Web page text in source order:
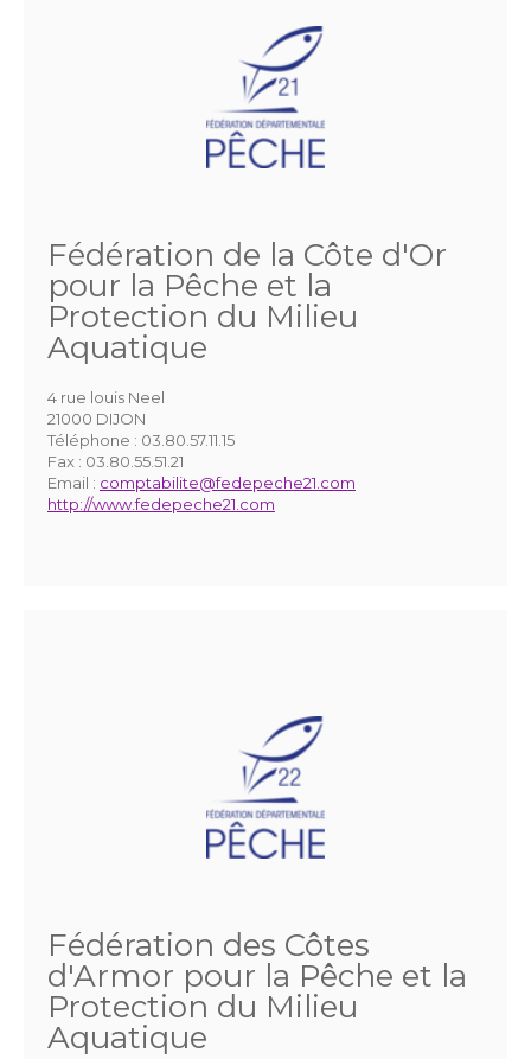
Fédération de la Côte d'Or
pour la Pêche et la
Protection du Milieu
Aquatique
4 rue louis Neel
21000 DIJON
Téléphone : 03.80.57.11.15
Fax : 03.80.55.51.21
Email : comptabilite@fedepeche21.com
http://www.fedepeche21.com
Fédération des Côtes
d'Armor pour la Pêche et la
Protection du Milieu
Aquatique